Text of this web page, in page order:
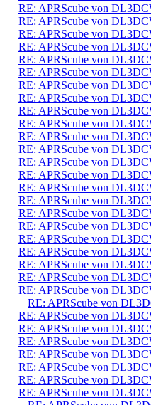
RE: APRScube von
RE: APRScube von
RE: APRScube von
RE: APRScube von
RE: APRScube von
RE: APRScube von
RE: APRScube von
RE: APRScube von
RE: APRScube von
RE: APRScube von
RE: APRScube von
RE: APRScube von
RE: APRScube von
RE: APRScube von
RE: APRScube von
RE: APRScube von
RE: APRScube von
RE: APRScube von
RE: APRScube von
RE: APRScube von
RE: APRScube von
RE: APRScube von
RE: APRScube von
RE: APRScube von
RE: APRScube von
RE: APRScube von
RE: APRScube von
RE: APRScube von
RE: APRScube von
RE: APRScube von
RE: APRScube von